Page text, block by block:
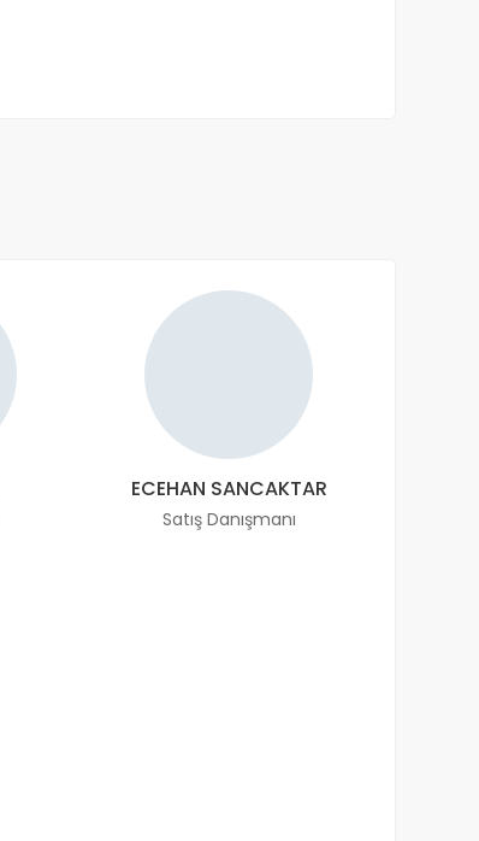
ECEHAN SANCAKTAR
Satış Danışmanı